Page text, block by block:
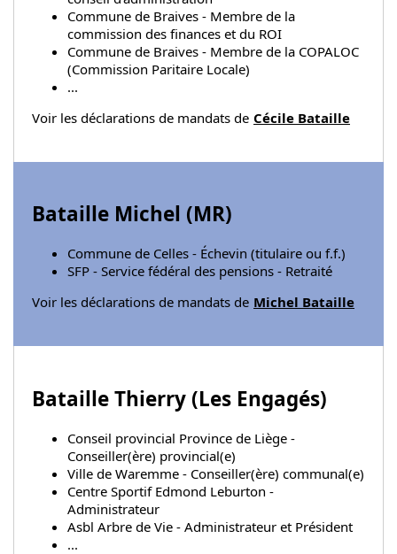
Commune de Braives - Membre de la
commission des finances et du ROI
Commune de Braives - Membre de la COPALOC
(Commission Paritaire Locale)
...
Voir les déclarations de mandats de Cécile Bataille
Bataille Michel (MR)
Commune de Celles - Échevin (titulaire ou f.f.)
SFP - Service fédéral des pensions - Retraité
Voir les déclarations de mandats de Michel Bataille
Bataille Thierry (Les Engagés)
Conseil provincial Province de Liège -
Conseiller(ère) provincial(e)
Ville de Waremme - Conseiller(ère) communal(e)
Centre Sportif Edmond Leburton -
Administrateur
Asbl Arbre de Vie - Administrateur et Président
...